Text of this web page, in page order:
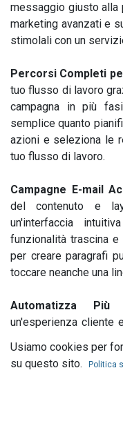
messaggio giusto alla
marketing avanzati e
stimolali con un
Percorsi Completi
tuo flusso di lavoro
campagna in più
semplice quanto
azioni e seleziona le
tuo flusso di lavoro.
Campagne E-mail
del contenuto e
un'interfaccia
funzionalità trascina
per creare paragrafi
toccare neanche una
Automatizza
un'esperienza cliente
per automatizzare
un’opportunità
clienti ai tuoi team di
attività specifiche
Usiamo cookies per
su questo sito.
Politica